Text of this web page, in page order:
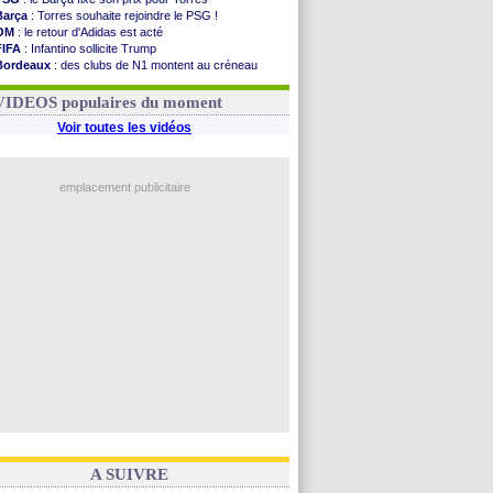
: Torres souhaite rejoindre le PSG !
: le retour d'Adidas est acté
: Infantino sollicite Trump
: des clubs de N1 montent au créneau
: le démenti de Leipzig pour Diomandé
populaires du moment
Voir toutes les vidéos
emplacement publicitaire
A SUIVRE